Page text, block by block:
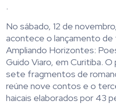
.
No sábado, 12 de
acontece o lançamento
Ampliando Horizontes:
Guido Viaro, em Curitiba.
sete fragmentos de
reúne nove contos e o
haicais elaborados por 43